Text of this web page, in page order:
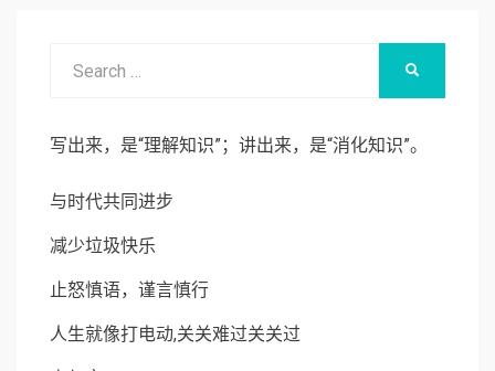
写出来，是“理解知识”；讲出来，是“消化知识”。
与时代共同进步
减少垃圾快乐
止怒慎语，谨言慎行
人生就像打电动,关关难过关关过